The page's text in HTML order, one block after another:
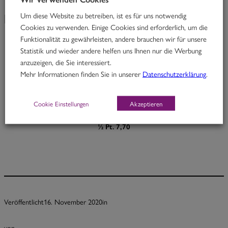
KW 47/20
Rindfleisch in Tandooricurry mit Sternanis & Karotten
½ Pt. 7,70
Veröffentlicht16. November 2020in
Um diese Website zu betreiben, ist es für uns notwendig
Cookies zu verwenden. Einige Cookies sind erforderlich, um die
Funktionalität zu gewährleisten, andere brauchen wir für unsere
Statistik und wieder andere helfen uns Ihnen nur die Werbung
anzuzeigen, die Sie interessiert.
Mehr Informationen finden Sie in unsererDatenschutzerklärung
Cookie Einstellungen Akzeptieren